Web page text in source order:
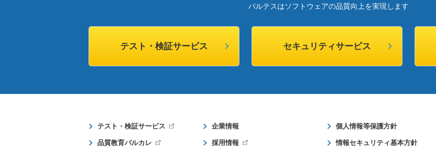
バルテスはソフトウェアの品質向上を実現します
テスト・検証サービス セキュリティサービス
テスト・検証サービス
品質教育バルカレ
企業情報
採用情報
個人情報等保護方針
情報セキュリティ基本方針